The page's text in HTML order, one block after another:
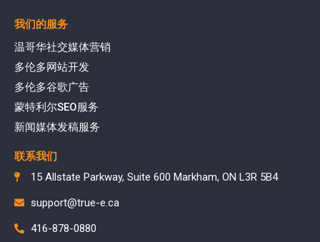
我们的服务
温哥华社交媒体营销
多伦多网站开发
多伦多谷歌广告
蒙特利尔SEO服务
新闻媒体发稿服务
联系我们
15 Allstate Parkway, Suite 600 Markham, ON L3R 5B4
support@true-e.ca
416-878-0880